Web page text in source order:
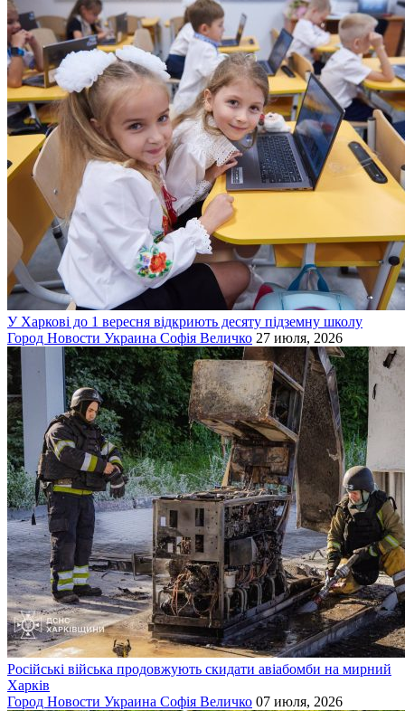
У Харкові до 1 вересня відкриють десяту підземну школу
Город Новости Украина Софія Величко 27 июля, 2026
Російські війська продовжують скидати авіабомби на мирний
Харків
Город Новости Украина Софія Величко 07 июля, 2026